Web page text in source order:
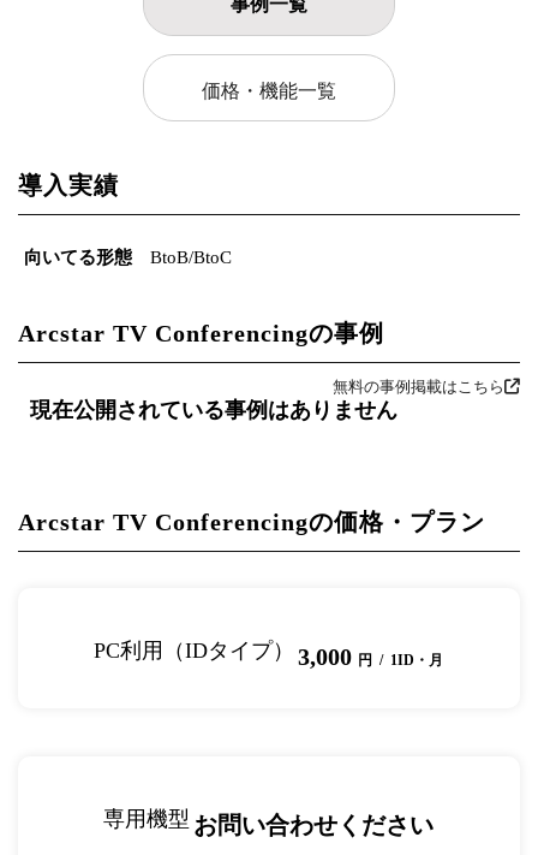
価格・機能一覧
導入実績
向いてる形態 BtoB/BtoC
Arcstar TV Conferencingの事例
無料の事例掲載はこちら
現在公開されている事例はありません
Arcstar TV Conferencingの価格・プラン
PC利用（IDタイプ） 3,000 円 / 1ID・月
専用機型 お問い合わせください